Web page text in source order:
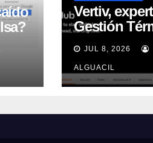
Vertiv,
Gestión
energía de
Datos,
crecimiento
JUL 8, 2026
ALGUACIL